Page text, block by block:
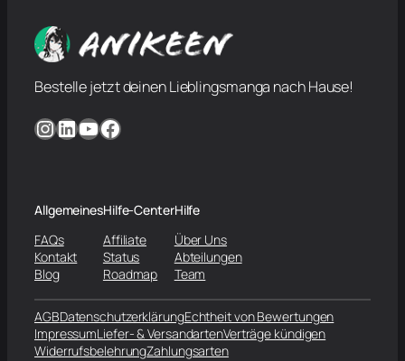
Bestelle jetzt deinen Lieblingsmanga nach Hause!
InstagramLinkedIn YouTube Facebook
Allgemeines
FAQs
Kontakt
Blog
Hilfe-Center
Affiliate
Status
Roadmap
Hilfe
Über Uns
Abteilungen
Team
AGBDatenschutzerklärungEchtheit von Bewertungen
ImpressumLiefer- & VersandartenVerträge kündigen
WiderrufsbelehrungZahlungsarten